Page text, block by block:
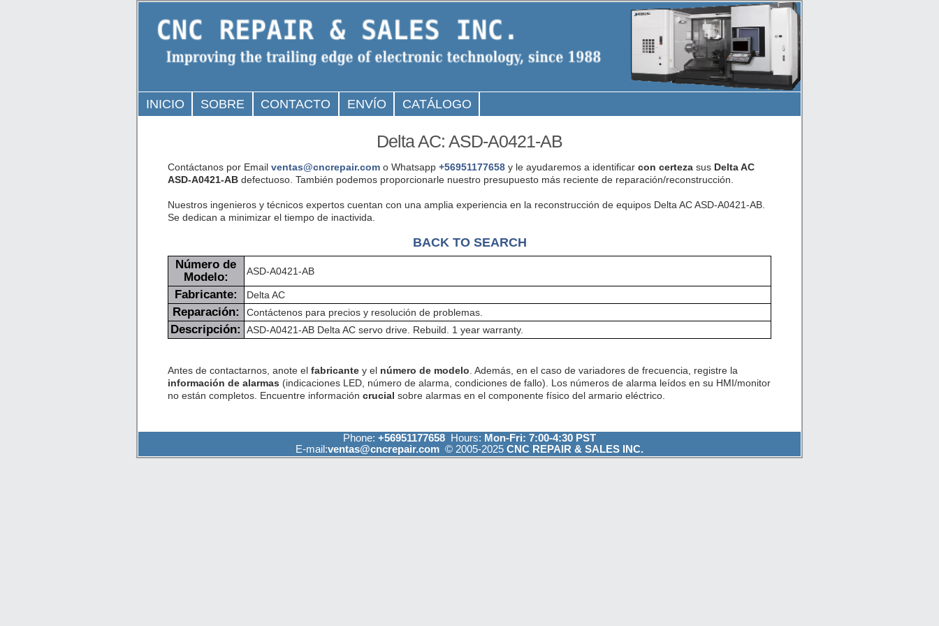
INICIO SOBRE CONTACTO ENVÍO CATÁLOGO
Delta AC: ASD-A0421-AB
Contáctanos por Email ventas@cncrepair.como Whatsapp +56951177658y le ayudaremos a identificar con certezasus Delta AC
ASD-A0421-ABdefectuoso. También podemos proporcionarle nuestro presupuesto más reciente de reparación/reconstrucción.
Nuestros ingenieros y técnicos expertos cuentan con una amplia experiencia en la reconstrucción de equipos Delta AC ASD-A0421-AB.
Se dedican a minimizar el tiempo de inactivida.
BACK TO SEARCH
Número de
Modelo:
ASD-A0421-AB
Fabricante: Delta AC
Reparación: Contáctenos para precios y resolución de problemas.
Descripción: ASD-A0421-AB Delta AC servo drive. Rebuild. 1 year warranty.
Antes de contactarnos, anote el fabricantey el número de modelo . Además, en el caso de variadores de frecuencia, registre la
información de alarmas (indicaciones LED, número de alarma, condiciones de fallo). Los números de alarma leídos en su HMI/monitor
no están completos. Encuentre información crucial sobre alarmas en el componente físico del armario eléctrico.
Phone: +56951177658 Hours: Mon-Fri: 7:00-4:30 PST
E-mail:ventas@cncrepair.com © 2005-2025 CNC REPAIR & SALES INC.